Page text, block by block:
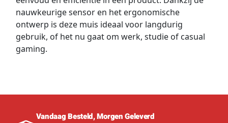
nauwkeurige sensor en het ergonomische
ontwerp is deze muis ideaal voor langdurig
gebruik, of het nu gaat om werk, studie of casual
gaming.
Vandaag Besteld, Morgen Geleverd